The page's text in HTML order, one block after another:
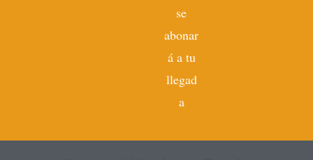
se
abonar
á a tu
llegad
a